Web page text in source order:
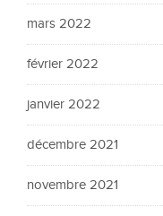
mars 2022
février 2022
janvier 2022
décembre 2021
novembre 2021